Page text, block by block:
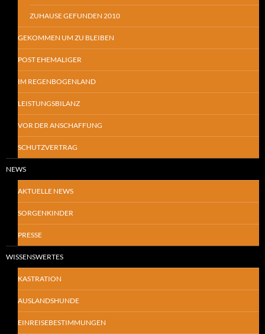
ZUHAUSE GEFUNDEN 2010
GEKOMMEN UM ZU BLEIBEN
POST EHEMALIGER
IM REGENBOGENLAND
LEISTUNGSBILANZ
VOR DER ANSCHAFFUNG
SCHUTZVERTRAG
NEWS
AKTUELLE NEWS
SORGENKINDER
PRESSE
WISSENSWERTES
KASTRATION
AUSLANDSHUNDE
EINREISEBESTIMMUNGEN